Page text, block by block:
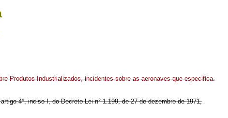
Produtos Industrializados, incidentes sobre as aeronaves que especifica.
4°, inciso I, do Decreto-Lei n° 1.199, de 27 de dezembro de 1971,